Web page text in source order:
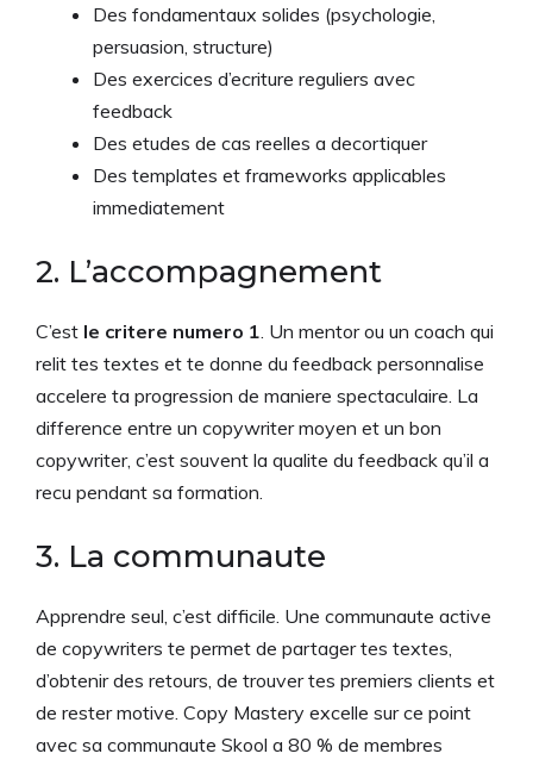
Des fondamentaux solides (psychologie,
persuasion, structure)
Des exercices d’ecriture reguliers avec
feedback
Des etudes de cas reelles a decortiquer
Des templates et frameworks applicables
immediatement
2. L’accompagnement
C’est le critere numero 1 . Un mentor ou un coach qui
relit tes textes et te donne du feedback personnalise
accelere ta progression de maniere spectaculaire. La
difference entre un copywriter moyen et un bon
copywriter, c’est souvent la qualite du feedback qu’il a
recu pendant sa formation.
3. La communaute
Apprendre seul, c’est difficile. Une communaute active
de copywriters te permet de partager tes textes,
d’obtenir des retours, de trouver tes premiers clients et
de rester motive. Copy Mastery excelle sur ce point
avec sa communaute Skool a 80 % de membres